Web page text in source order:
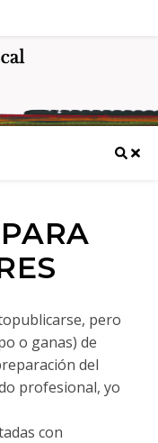
pero
o ganas) de
del
profesional, yo
con